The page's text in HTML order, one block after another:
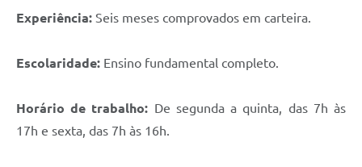
Experiência: Seis meses comprovados em carteira.
Escolaridade: Ensino fundamental completo.
Horário de trabalho: De segunda a quinta, das 7h às
17h e sexta, das 7h às 16h.